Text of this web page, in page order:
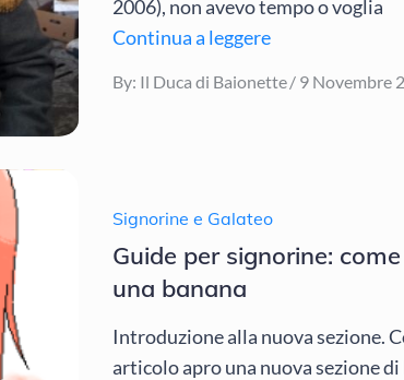
2006), non avevo tempo o voglia
Continua a leggere
By: Il Duca di Baionette
Posted
9 Novembre
Signorine e Galateo
Guide per signorine:
una banana
Introduzione alla nuova sezione.
articolo apro una nuova sezione